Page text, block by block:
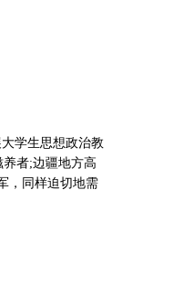
学生思想政治教
者;边疆地方高
，同样迫切地需